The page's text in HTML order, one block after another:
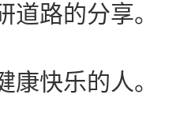
道路的分享。
快乐的人。